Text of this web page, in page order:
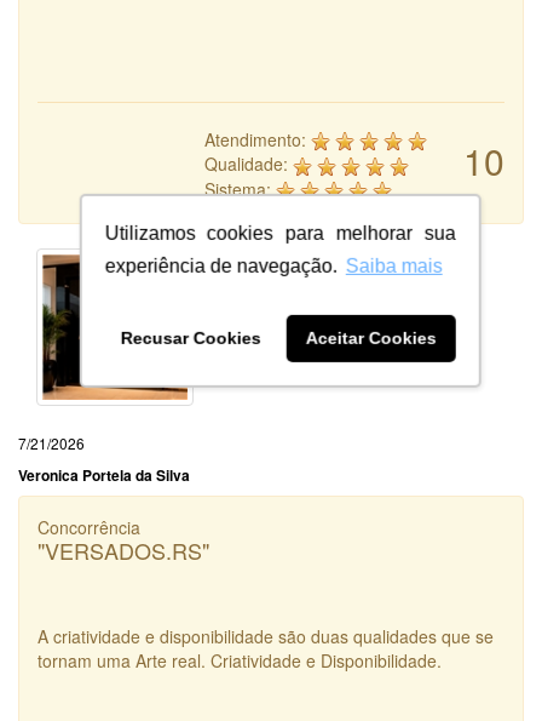
Utilizamos cookies para melhorar sua
experiência de navegação. Saiba mais
Recusar Cookies Aceitar Cookies
10
Atendimento:
Qualidade:
Sistema:
7/21/2026
Veronica Portela da Silva
Concorrência
"VERSADOS.RS"
A criatividade e disponibilidade são duas qualidades que se
tornam uma Arte real. Criatividade e Disponibilidade.